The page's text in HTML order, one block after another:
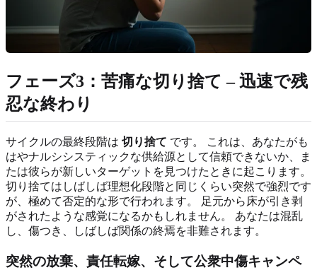
フェーズ3：苦痛な切り捨て – 迅速で残
忍な終わり
サイクルの最終段階は 切り捨て です。 これは、あなたがも
はやナルシシスティックな供給源として信頼できないか、ま
たは彼らが新しいターゲットを見つけたときに起こります。
切り捨てはしばしば理想化段階と同じくらい突然で強烈です
が、極めて否定的な形で行われます。 足元から床が引き剥
がされたような感覚になるかもしれません。 あなたは混乱
し、傷つき、しばしば関係の終焉を非難されます。
突然の放棄、責任転嫁、そして公衆中傷キャンペ